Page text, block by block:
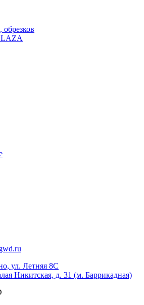
ул. Летняя 8С
Никитская, д. 31 (м. Баррикадная)